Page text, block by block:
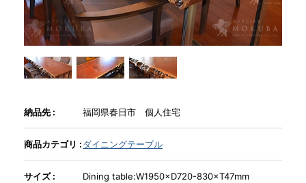
イベント
WEBカタログ
全商品一覧
新入荷情報
納品先 : 福岡県春日市 個人住宅
商品カテゴリ :ダイニングテーブル
サイズ :
Dining table:W1950×D720-830×T47mm